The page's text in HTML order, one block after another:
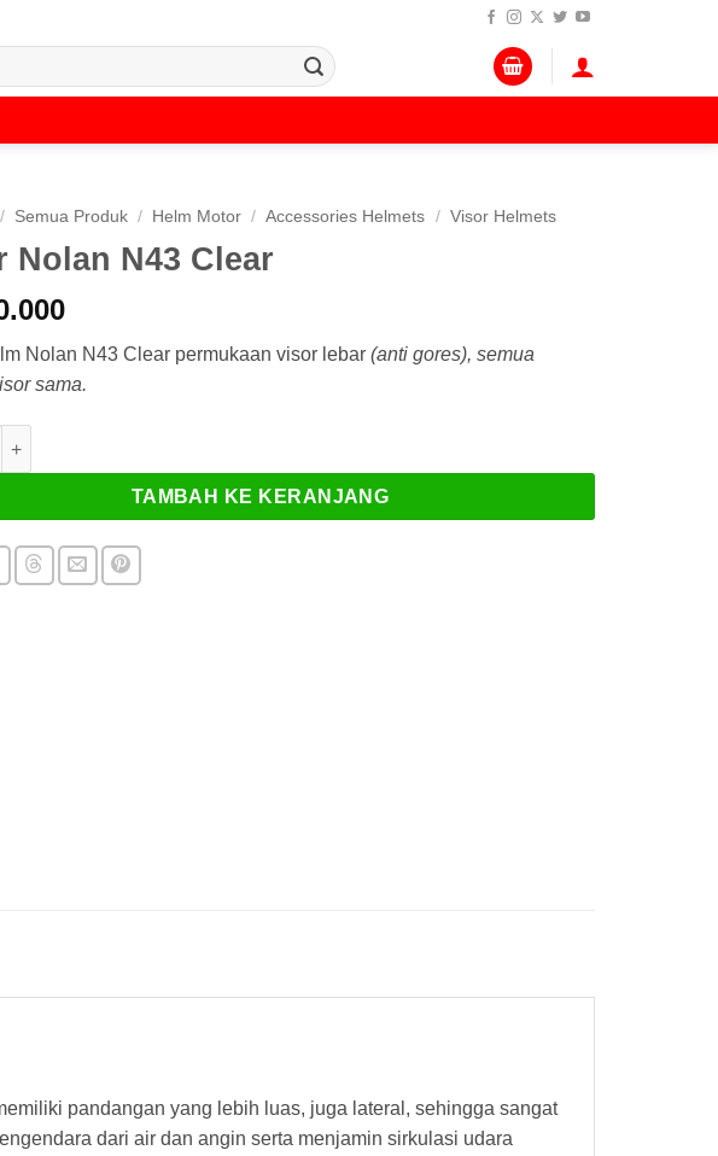
/ Semua Produk / Helm Motor / Accessories Helmets / Visor Helmets
Nolan N43 Clear
Nolan N43 Clear permukaan visor lebar (anti gores), semua
sama.
Visor Nolan N43 Clear
TAMBAH KE KERANJANG
pandangan yang lebih luas, juga lateral, sehingga sangat
dari air dan angin serta menjamin sirkulasi udara